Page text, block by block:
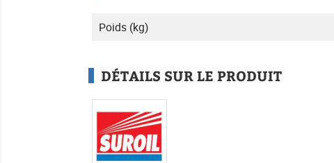
Poids (kg)
DÉTAILS SUR LE PRODUIT